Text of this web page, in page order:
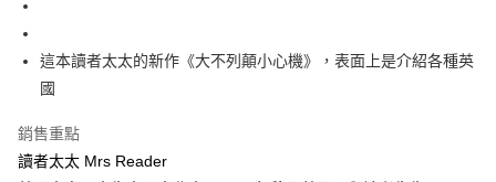
這本讀者太太的新作《大不列顛小心機》，表面上是介紹各種英
國
銷售重點
讀者太太 Mrs Reader